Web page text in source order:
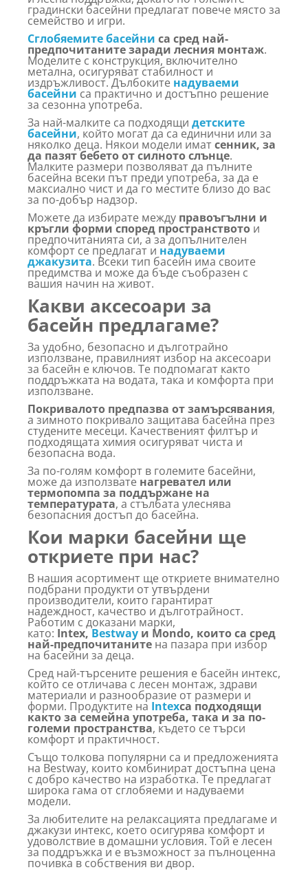
градински басейни предлагат повече място за
семейство и игри.
Сглобяемите басейни са сред най-
предпочитаните заради лесния монтаж.
Моделите с конструкция, включително
метална, осигуряват стабилност и
издръжливост. Дълбоките надуваеми
басейни са практично и достъпно решение
за сезонна употреба.
За най-малките са подходящи детските
басейни, който могат да са единични или за
няколко деца. Някои модели иматсенник, за
да пазят бебето от силното слънце.
Малките размери позволяват да пълните
басейна всеки път преди употреба, за да е
максиално чист и да го местите близо до вас
за по-добър надзор.
Можете да избирате между правоъгълни и
кръгли форми според пространството и
предпочитанията си, а за допълнителен
комфорт се предлагат и надуваеми
джакузита. Всеки тип басейн има своите
предимства и може да бъде съобразен с
вашия начин на живот.
Какви аксесоари за
басейн предлагаме?
За удобно, безопасно и дълготрайно
използване, правилният избор на аксесоари
за басейн е ключов. Те подпомагат както
поддръжката на водата, така и комфорта при
използване.
Покривалото предпазва от замърсявания,
а зимното покривало защитава басейна през
студените месеци. Качественият филтър и
подходящата химия осигуряват чиста и
безопасна вода.
За по-голям комфорт в големите басейни,
може да използвате нагревател или
термопомпа за поддържане на
температурата, а стълбата улеснява
безопасния достъп до басейна.
Кои марки басейни ще
откриете при нас?
В нашия асортимент ще откриете внимателно
подбрани продукти от утвърдени
производители, които гарантират
надеждност, качество и дълготрайност.
Работим с доказани марки,
като: Intex,Bestway и Mondo, които са сред
най-предпочитаните на пазара при избор
на басейни за деца.
Сред най-търсените решения е басейн интекс,
който се отличава с лесен монтаж, здрави
материали и разнообразие от размери и
форми. Продуктите на Intexса подходящи
както за семейна употреба, така и за по-
големи пространства, където се търси
комфорт и практичност.
Също толкова популярни са и предложенията
на Bestway, които комбинират достъпна цена
с добро качество на изработка. Те предлагат
широка гама от сглобяеми и надуваеми
модели.
За любителите на релаксацията предлагаме и
джакузи интекс, което осигурява комфорт и
удоволствие в домашни условия. Той е лесен
за поддръжка и е възможност за пълноценна
почивка в собствения ви двор.